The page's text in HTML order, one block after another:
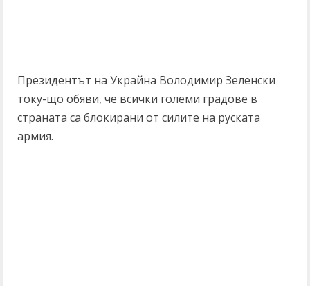
Президентът на Украйна Володимир Зеленски
току-що обяви, че всички големи градове в
страната са блокирани от силите на руската
армия.